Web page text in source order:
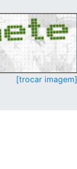
[trocar imagem]